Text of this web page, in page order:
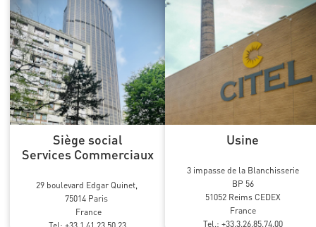
Siège social
Services Commerciaux
29 boulevard Edgar Quinet,
75014 Paris
France
Usine
3 impasse de la Blanchisserie
BP 56
51052 Reims CEDEX
France
Tel.: +33.3.26.85.74.00